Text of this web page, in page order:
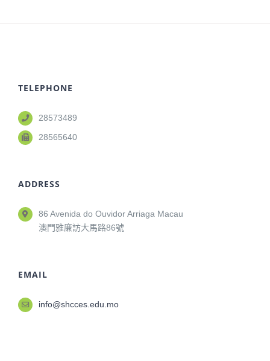
TELEPHONE
28573489
28565640
ADDRESS
86 Avenida do Ouvidor Arriaga Macau
澳門雅廉訪大馬路86號
EMAIL
info@shcces.edu.mo